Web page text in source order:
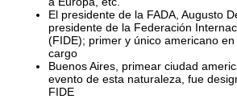
El presidente de la FADA, Augusto
presidente de la Federación
(FIDE); primer y único americano
cargo
Buenos Aires, primear ciudad
evento de esta naturaleza, fue
FIDE